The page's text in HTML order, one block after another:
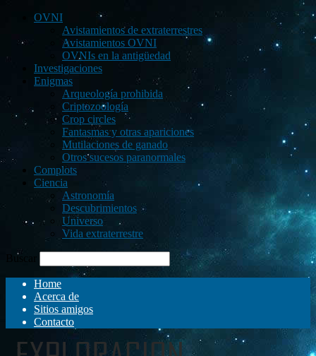
OVNI
Avistamientos de extraterrestres
Avistamientos OVNI
OVNIs en la antigüedad
Investigaciones
Enigmas
Arqueología prohibida
Criptozoología
Crop circles
Fantasmas y otras apariciones
Mutilaciones de ganado
Otros sucesos paranormales
Complots
Ciencia
Astronomía
Descubrimientos
Universo
Vida extraterrestre
Buscar
Home
Acerca de
Sitios amigos
Contacto